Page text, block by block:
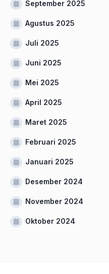
September 2025
Agustus 2025
Juli 2025
Juni 2025
Mei 2025
April 2025
Maret 2025
Februari 2025
Januari 2025
Desember 2024
November 2024
Oktober 2024